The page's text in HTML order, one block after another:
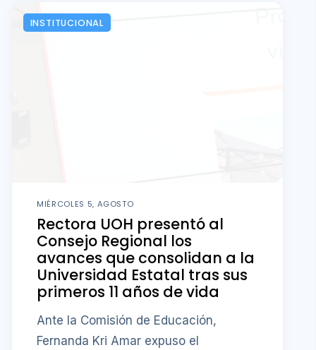
INSTITUCIONAL
MIÉRCOLES 5, AGOSTO
Rectora UOH presentó al
Consejo Regional los
avances que consolidan a la
Universidad Estatal tras sus
primeros 11 años de vida
Ante la Comisión de Educación,
Fernanda Kri Amar expuso el